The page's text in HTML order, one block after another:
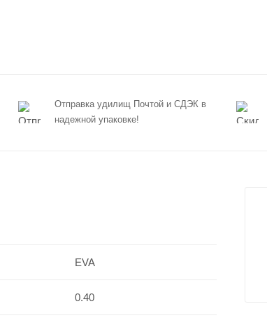
Отправка удилищ Почтой и СДЭК в
надежной упаковке!
EVA
0.40